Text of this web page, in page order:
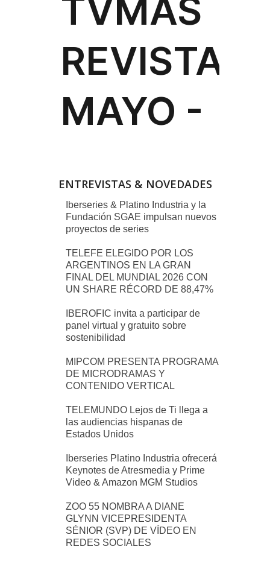
ENTREVISTAS & NOVEDADES
Iberseries & Platino Industria y la
Fundación SGAE impulsan nuevos
proyectos de series
TELEFE ELEGIDO POR LOS
ARGENTINOS EN LA GRAN
FINAL DEL MUNDIAL 2026 CON
UN SHARE RÉCORD DE 88,47%
IBEROFIC invita a participar de
panel virtual y gratuito sobre
sostenibilidad
MIPCOM PRESENTA PROGRAMA
DE MICRODRAMAS Y
CONTENIDO VERTICAL
TELEMUNDO Lejos de Ti llega a
las audiencias hispanas de
Estados Unidos
Iberseries Platino Industria ofrecerá
Keynotes de Atresmedia y Prime
Video & Amazon MGM Studios
ZOO 55 NOMBRA A DIANE
GLYNN VICEPRESIDENTA
SÉNIOR (SVP) DE VÍDEO EN
REDES SOCIALES